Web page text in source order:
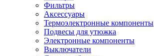
Фильтры
Аксессуары
Термоэлектронные компоненты
Подвесы для утюжка
Электронные компоненты
Выключатели